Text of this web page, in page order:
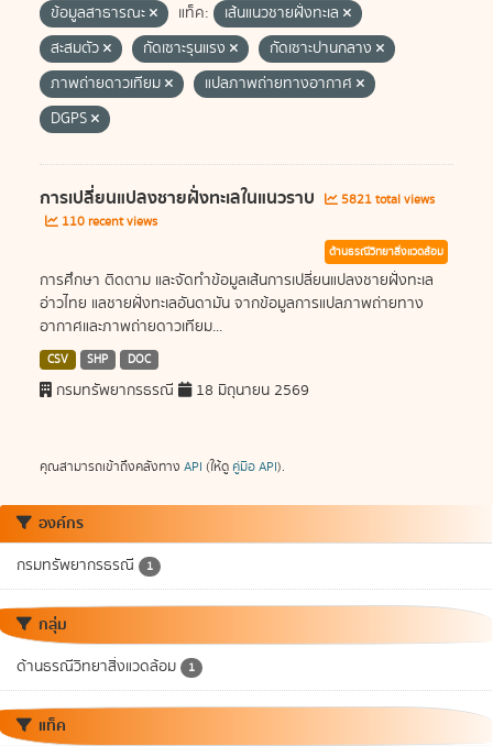
องค์กร
กรมทรัพยากรธรณี 1
กลุ่ม
ด้านธรณีวิทยาสิ่งแวดล้อม 1
แท็ค
ข้อมูลสาธารณะ
แท็ค:
เส้นแนวชายฝั่งทะเล
สะสมตัว
กัดเซาะรุนแรง
กัดเซาะปานกลาง
ภาพถ่ายดาวเทียม
แปลภาพถ่ายทางอากาศ
DGPS
การเปลี่ยนแปลงชายฝั่งทะเลในแนวราบ
5821 total views
110 recent views
ด้านธรณีวิทยาสิ่งแวดล้อม
การศึกษา ติดตาม และจัดทำข้อมูลเส้นการเปลี่ยนแปลงชายฝั่งทะเล
อ่าวไทย แลชายฝั่งทะเลอันดามัน จากข้อมูลการแปลภาพถ่ายทาง
อากาศและภาพถ่ายดาวเทียม...
CSV SHP DOC
กรมทรัพยากรธรณี 18 มิถุนายน 2569
คุณสามารถเข้าถึงคลังทาง API (ให้ดู คู่มือ API).